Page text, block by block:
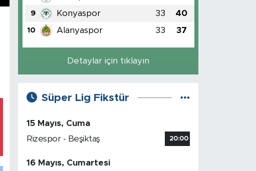
9 Konyaspor 33 40
10 Alanyaspor 33 37
Detaylar için tıklayın
Süper Lig Fikstür
15 Mayıs, Cuma
Rizespor - Beşiktaş
20:00
16 Mayıs, Cumartesi